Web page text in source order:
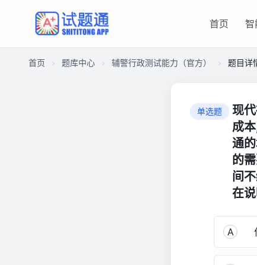
首页 智
首页 题库中心 辅警行政测试能力（官方） 题目详
单选题
现
成
通
的
间
在
A